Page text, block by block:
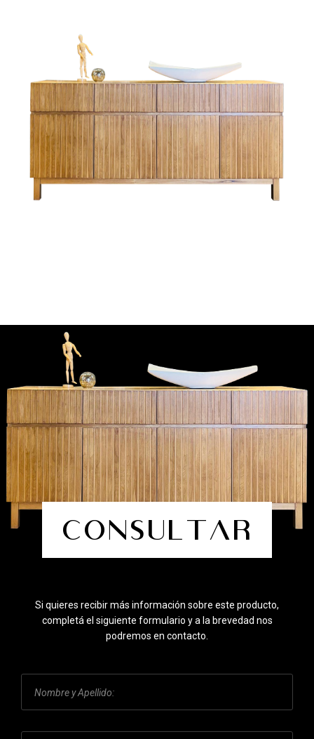
Consultar
Si quieres recibir más información sobre este producto,
completá el siguiente formulario y a la brevedad nos
podremos en contacto.